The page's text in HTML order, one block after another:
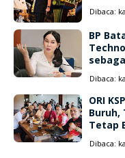
Dibaca:
BP
Dibaca:
ORI
Buruh,
Tetap
Dibaca: